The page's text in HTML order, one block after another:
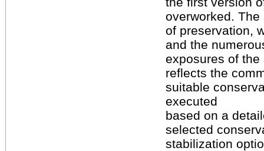
overworked.
of preservation,
and the
exposures of
reflects the
suitable
executed
based on a
selected
stabilization